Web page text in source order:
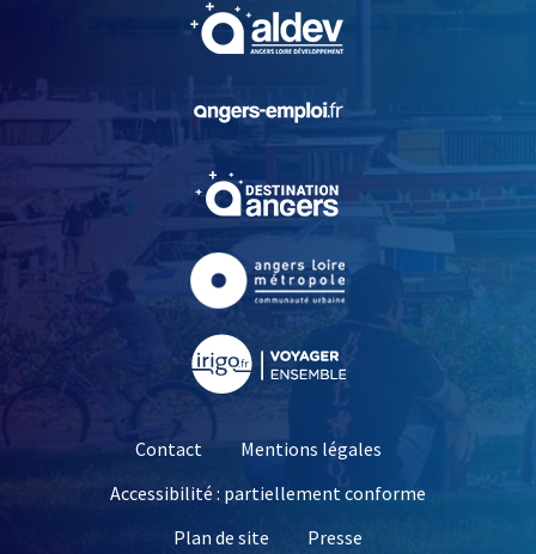
, Ouvre une nouvelle
, Ouvre une nouvelle
Contact
Mentions légales
Accessibilité : partiellement conforme
Plan de site
Presse